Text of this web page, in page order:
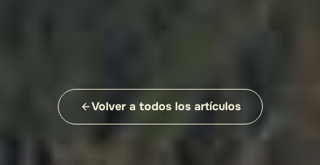
Volver a todos los artículos